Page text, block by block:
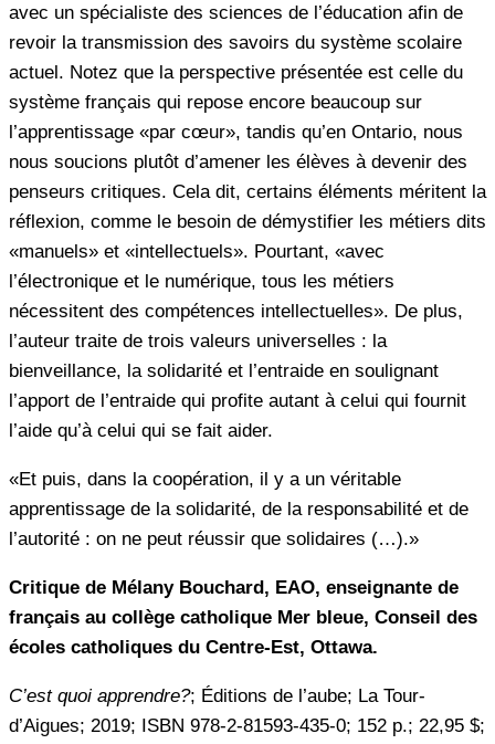
avec un spécialiste des sciences de l’éducation afin de
revoir la transmission des savoirs du système scolaire
actuel. Notez que la perspective présentée est celle du
système français qui repose encore beaucoup sur
l’apprentissage «par cœur», tandis qu’en Ontario, nous
nous soucions plutôt d’amener les élèves à devenir des
penseurs critiques. Cela dit, certains éléments méritent la
réflexion, comme le besoin de démystifier les métiers dits
«manuels» et «intellectuels». Pourtant, «avec
l’électronique et le numérique, tous les métiers
nécessitent des compétences intellectuelles». De plus,
l’auteur traite de trois valeurs universelles : la
bienveillance, la solidarité et l’entraide en soulignant
l’apport de l’entraide qui profite autant à celui qui fournit
l’aide qu’à celui qui se fait aider.
«Et puis, dans la coopération, il y a un véritable
apprentissage de la solidarité, de la responsabilité et de
l’autorité : on ne peut réussir que solidaires (…).»
Critique de Mélany Bouchard, EAO, enseignante de
français au collège catholique Mer bleue, Conseil des
écoles catholiques du Centre-Est, Ottawa.
C’est quoi apprendre?; Éditions de l’aube; La Tour-
d’Aigues; 2019; ISBN 978-2-81593-435-0; 152 p.; 22,95 $;